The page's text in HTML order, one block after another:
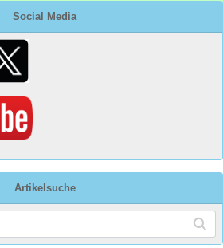
Social Media
Artikelsuche